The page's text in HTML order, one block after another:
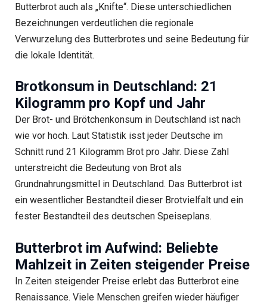
Butterbrot auch als „Knifte“. Diese unterschiedlichen
Bezeichnungen verdeutlichen die regionale
Verwurzelung des Butterbrotes und seine Bedeutung für
die lokale Identität.
Brotkonsum in Deutschland: 21
Kilogramm pro Kopf und Jahr
Der Brot- und Brötchenkonsum in Deutschland ist nach
wie vor hoch. Laut Statistik isst jeder Deutsche im
Schnitt rund 21 Kilogramm Brot pro Jahr. Diese Zahl
unterstreicht die Bedeutung von Brot als
Grundnahrungsmittel in Deutschland. Das Butterbrot ist
ein wesentlicher Bestandteil dieser Brotvielfalt und ein
fester Bestandteil des deutschen Speiseplans.
Butterbrot im Aufwind: Beliebte
Mahlzeit in Zeiten steigender Preise
In Zeiten steigender Preise erlebt das Butterbrot eine
Renaissance. Viele Menschen greifen wieder häufiger